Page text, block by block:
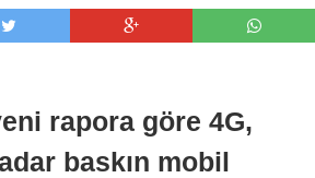
rapora göre 4G,
baskın mobil